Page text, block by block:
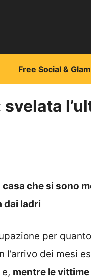
Free Social &
che si sono
dai ladri
per
l’arrivo dei mesi
mentre le